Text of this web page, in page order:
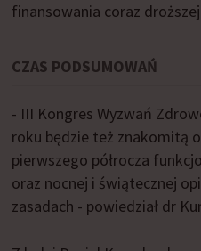
finansowania coraz
CZAS PODSUMOWAŃ
- III Kongres Wyzwań
roku będzie też znakomitą
pierwszego półrocza
oraz nocnej i świątecznej
zasadach - powiedział dr